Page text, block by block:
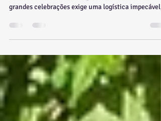
eventos de Igreja ou
Beneficentes: Como organizar.
Aluguel de Tobogã Inflável e Infláveis Personalizados
grandes celebrações exige uma logística impecável,
a locação de brinquedos para eventos de igreja ou
beneficentes é a solução perfeita para acolher as
famílias e garantir que as crianças se divirtam com
total segurança. Em festas de comunidades,
quermesses ou ações sociais, o aluguel de